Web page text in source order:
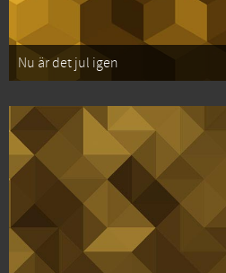
Nu är det jul igen